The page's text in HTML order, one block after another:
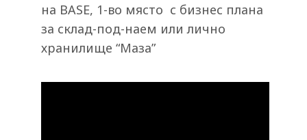
на BASE, 1-во място с бизнес плана
за склад-под-наем или лично
хранилище “Маза”